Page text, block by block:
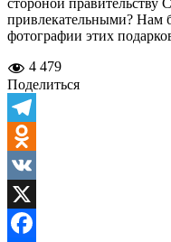
привлекательными? Нам
фотографии этих
4 479
Поделиться
Telegram
Odnoklassniki
VK
X